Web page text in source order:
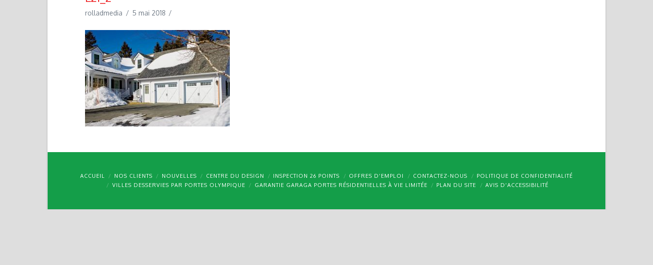
rolladmedia 5 mai 2018
ACCUEIL NOS CLIENTS NOUVELLES CENTRE DU DESIGN INSPECTION 26 POINTS OFFRES D’EMPLOI CONTACTEZ-NOUS
POLITIQUE DE CONFIDENTIALITÉ
VILLES DESSERVIES PAR PORTES OLYMPIQUE
GARANTIE GARAGA PORTES RÉSIDENTIELLES À VIE LIMITÉE PLAN DU SITE AVIS D’ACCESSIBILITÉ